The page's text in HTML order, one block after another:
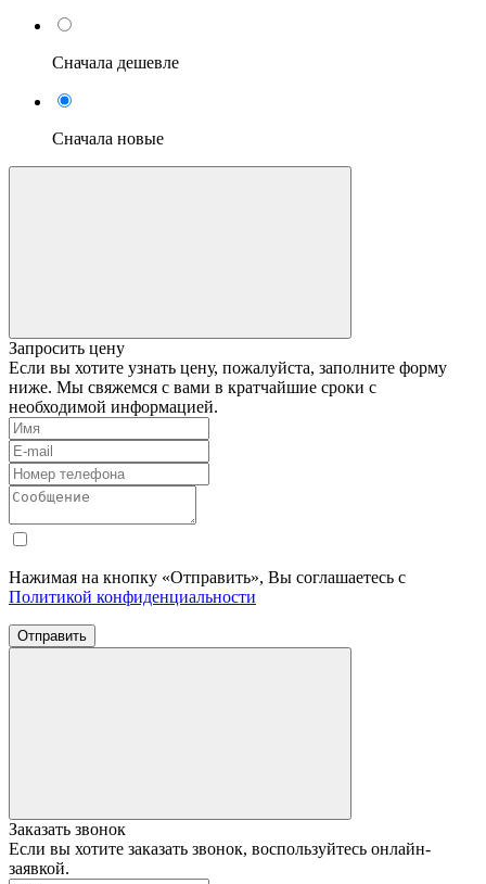
Сначала дешевле
Сначала новые
Запросить цену
Если вы хотите узнать цену, пожалуйста, заполните форму
ниже. Мы свяжемся с вами в кратчайшие сроки с
необходимой информацией.
Нажимая на кнопку «Отправить», Вы соглашаетесь с
Политикой конфиденциальности
Отправить
Заказать звонок
Если вы хотите заказать звонок, воспользуйтесь онлайн-
заявкой.